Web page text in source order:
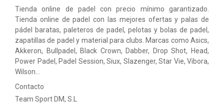
Tienda online de padel con precio mínimo garantizado.
Tienda online de padel con las mejores ofertas y palas de
pádel baratas, paleteros de padel, pelotas y bolas de padel,
zapatillas de padel y material para clubs. Marcas como Asics,
Akkeron, Bullpadel, Black Crown, Dabber, Drop Shot, Head,
Power Padel, Padel Session, Siux, Slazenger, Star Vie, Vibora,
Wilson…
Contacto
Team Sport DM, S.L